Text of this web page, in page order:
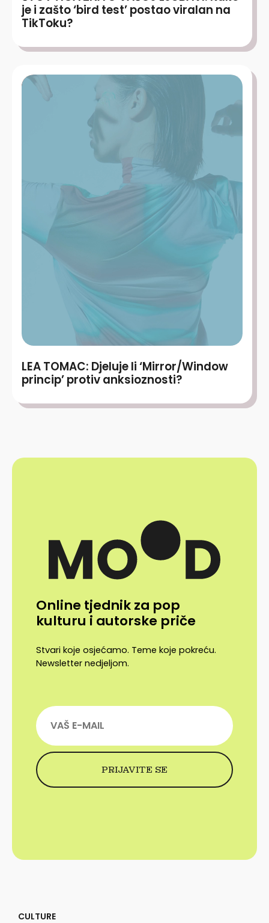
je i zašto ‘bird test’ postao viralan na
TikToku?
LEA TOMAC: Djeluje li ‘Mirror/Window
princip’ protiv anksioznosti?
Online tjednik za pop
kulturu i autorske priče
Stvari koje osjećamo. Teme koje pokreću.
Newsletter nedjeljom.
CULTURE